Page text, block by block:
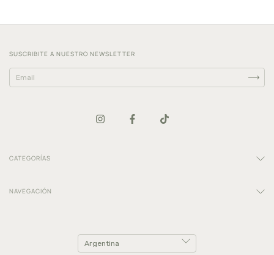
SUSCRIBITE A NUESTRO NEWSLETTER
CATEGORÍAS
NAVEGACIÓN